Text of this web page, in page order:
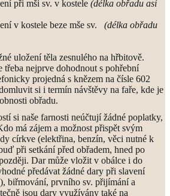
při mši sv. v kostele (délka obřadu asi
beze mše sv. (délka obřadu
uložení těla zesnulého na hřbitově.
třeba nejprve dohodnout s pohřební
projedná s knězem na čísle 602
si i termín návštěvy na faře, kde je
obřadu.
si naše farnosti neúčtují žádné poplatky,
má zájem a možnost přispět svým
církve (elektřina, benzín, věci nutné k
při setkání před obřadem, hned po
Dar může vložit v obálce i do
předávat žádné dary při slavení
biřmování, prvního sv. přijímání a
jsou dary využívány také na